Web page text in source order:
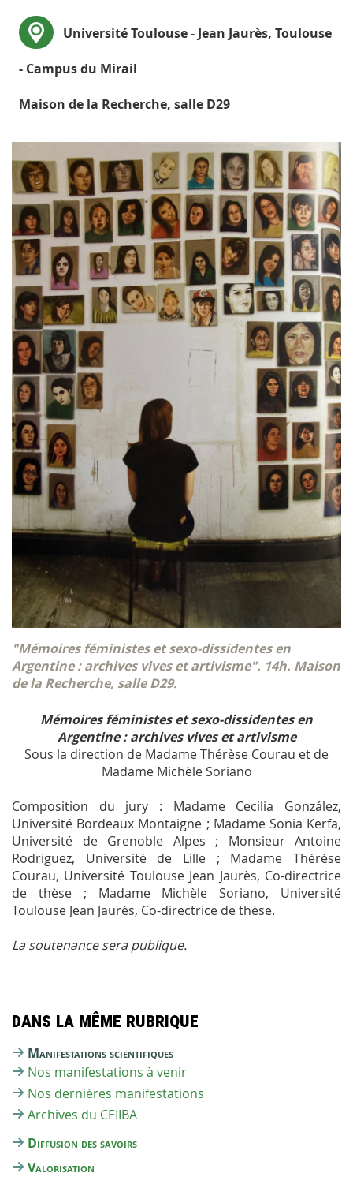
Université Toulouse - Jean Jaurès, Toulouse
- Campus du Mirail
Maison de la Recherche, salle D29
"Mémoires féministes et sexo-dissidentes en
Argentine : archives vives et artivisme". 14h. Maison
de la Recherche, salle D29.
Mémoires féministes et sexo-dissidentes en
Argentine : archives vives et artivisme
Sous la direction de Madame Thérèse Courau et de
Madame Michèle Soriano
Composition du jury : Madame Cecilia González,
Université Bordeaux Montaigne ; Madame Sonia Kerfa,
Université de Grenoble Alpes ; Monsieur Antoine
Rodriguez, Université de Lille ; Madame Thérèse
Courau, Université Toulouse Jean Jaurès, Co-directrice
de thèse ; Madame Michèle Soriano, Université
Toulouse Jean Jaurès, Co-directrice de thèse.
La soutenance sera publique.
Dans la même rubrique
Manifestations scientifiques
Nos manifestations à venir
Nos dernières manifestations
Archives du CEIIBA
Diffusion des savoirs
Valorisation